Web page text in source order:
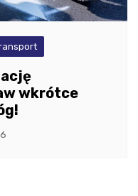
wkrótce